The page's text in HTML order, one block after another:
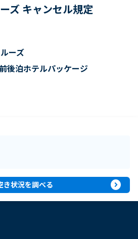
ズ キャンセル規定
ーズ
後泊ホテルパッケージ
き状況を調べる expand_circle_right